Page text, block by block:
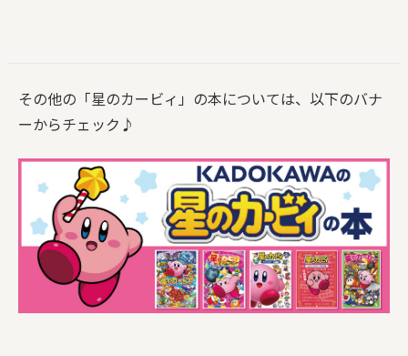
その他の「星のカービィ」の本については、以下のバナ
ーからチェック♪